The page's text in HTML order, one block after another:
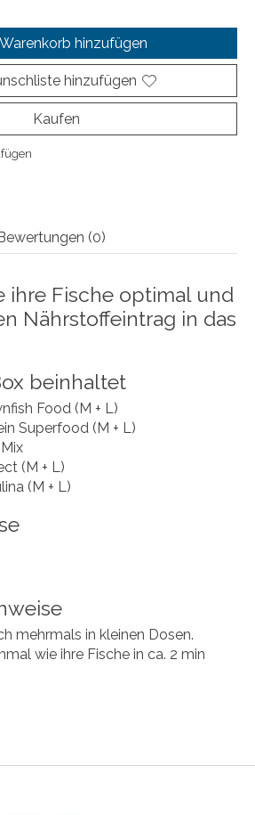
hinzufügen
hinzufügen
Kaufen
(0)
ihre Fische optimal und
Nährstoffeintrag in das
beinhaltet
Food (M + L)
Superfood (M + L)
(M + L)
(M + L)
mehrmals in kleinen Dosen.
wie ihre Fische in ca. 2 min